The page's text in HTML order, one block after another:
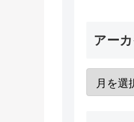
アー